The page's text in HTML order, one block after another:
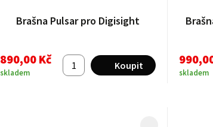
Brašna Pulsar pro Digisight
890,00 Kč
skladem skladem